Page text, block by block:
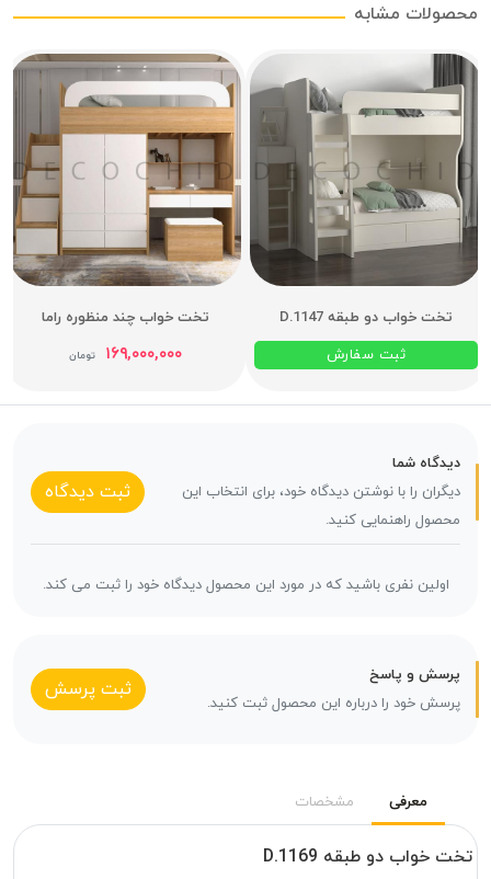
محصولات مشابه
تخت خواب دو طبقه D.1147
ثبت سفارش
تخت خواب چند منظوره راما
۱۶۹,۰۰۰,۰۰۰ تومان
دیدگاه شما
دیگران را با نوشتن دیدگاه خود، برای انتخاب این
محصول راهنمایی کنید.
ثبت دیدگاه
اولین نفری باشید که در مورد این محصول دیدگاه خود را ثبت می کند.
پرسش و پاسخ
پرسش خود را درباره این محصول ثبت کنید.
ثبت پرسش
معرفی مشخصات
تخت خواب دو طبقه D.1169